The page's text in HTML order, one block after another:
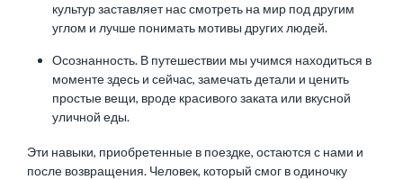
культур заставляет нас смотреть на мир под другим
углом и лучше понимать мотивы других людей.
Осознанность. В путешествии мы учимся находиться в
моменте здесь и сейчас, замечать детали и ценить
простые вещи, вроде красивого заката или вкусной
уличной еды.
Эти навыки, приобретенные в поездке, остаются с нами и
после возвращения. Человек, который смог в одиночку